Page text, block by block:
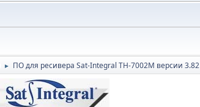
► ПО для ресивера Sat-Integral TH-7002M версии 3.82